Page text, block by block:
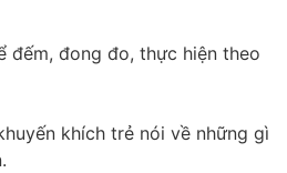
đếm, đong đo, thực hiện theo
khích trẻ nói về những gì